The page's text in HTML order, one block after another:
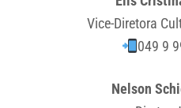
Vice-Diretora
049 9
Nelson